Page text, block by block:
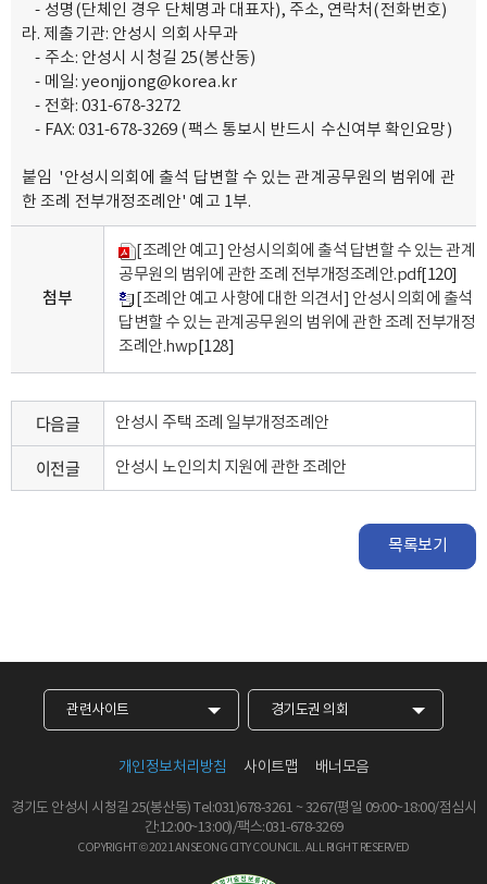
- 성명(단체인 경우 단체명과 대표자), 주소, 연락처(전화번호)
라. 제출기관: 안성시 의회사무과
- 주소: 안성시 시청길 25(봉산동)
- 메일: yeonjjong@korea.kr
- 전화: 031-678-3272
- FAX: 031-678-3269 (팩스 통보시 반드시 수신여부 확인요망)
붙임 '안성시의회에 출석 답변할 수 있는 관계공무원의 범위에 관
한 조례 전부개정조례안' 예고 1부.
첨부
[조례안 예고] 안성시의회에 출석 답변할 수 있는 관계
공무원의 범위에 관한 조례 전부개정조례안.pdf[120]
[조례안 예고 사항에 대한 의견서] 안성시의회에 출석
답변할 수 있는 관계공무원의 범위에 관한 조례 전부개정
조례안.hwp [128]
다음글 안성시 주택 조례 일부개정조례안
이전글 안성시 노인의치 지원에 관한 조례안
목록보기
관련사이트 경기도권 의회
개인정보처리방침 사이트맵 배너모음
경기도 안성시 시청길 25(봉산동) Tel:031)678-3261 ~ 3267(평일 09:00~18:00/점심시
간:12:00~13:00)/팩스:031-678-3269
COPYRIGHT © 2021 ANSEONG CITY COUNCIL.ALL RIGHT RESERVED